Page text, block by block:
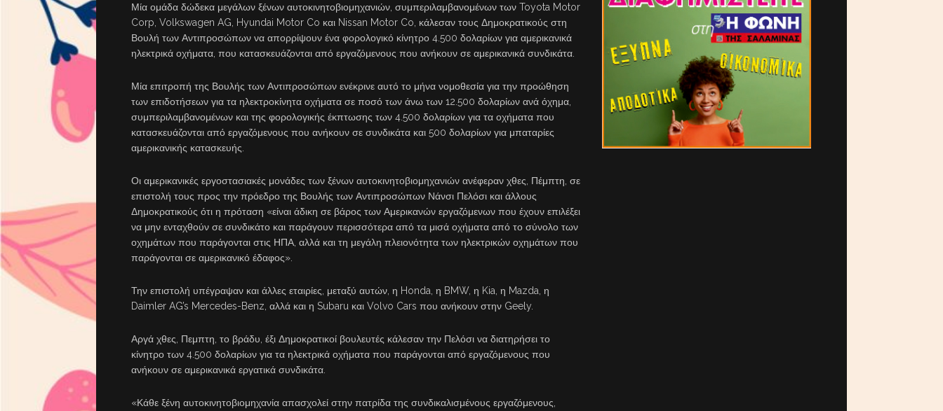
Μία ομάδα δώδεκα μεγάλων ξένων αυτοκινητοβιομηχανιών, συμπεριλαμβανομένων των Toyota Motor
Corp, Volkswagen AG, Hyundai Motor Co και Nissan Motor Co, κάλεσαν τους Δημοκρατικούς στη
Βουλή των Αντιπροσώπων να απορρίψουν ένα φορολογικό κίνητρο 4.500 δολαρίων για αμερικανικά
ηλεκτρικά οχήματα, που κατασκευάζονται από εργαζόμενους που ανήκουν σε αμερικανικά συνδικάτα.
Μία επιτροπή της Βουλής των Αντιπροσώπων ενέκρινε αυτό το μήνα νομοθεσία για την προώθηση
των επιδοτήσεων για τα ηλεκτροκίνητα οχήματα σε ποσό των άνω των 12.500 δολαρίων ανά όχημα,
συμπεριλαμβανομένων και της φορολογικής έκπτωσης των 4.500 δολαρίων για τα οχήματα που
κατασκευάζονται από εργαζόμενους που ανήκουν σε συνδικάτα και 500 δολαρίων για μπαταρίες
αμερικανικής κατασκευής.
Οι αμερικανικές εργοστασιακές μονάδες των ξένων αυτοκινητοβιομηχανιών ανέφεραν χθες, Πέμπτη, σε
επιστολή τους προς την πρόεδρο της Βουλής των Αντιπροσώπων Νάνσι Πελόσι και άλλους
Δημοκρατικούς ότι η πρόταση «είναι άδικη σε βάρος των Αμερικανών εργαζόμενων που έχουν επιλέξει
να μην ενταχθούν σε συνδικάτο και παράγουν περισσότερα από τα μισά οχήματα από το σύνολο των
οχημάτων που παράγονται στις ΗΠΑ, αλλά και τη μεγάλη πλειονότητα των ηλεκτρικών οχημάτων που
παράγονται σε αμερικανικό έδαφος».
Την επιστολή υπέγραψαν και άλλες εταιρίες, μεταξύ αυτών, η Honda, η BMW, η Kia, η Mazda, η
Daimler AG’s Mercedes-Benz, αλλά και η Subaru και Volvo Cars που ανήκουν στην Geely.
Αργά χθες, Πεμπτη, το βράδυ, έξι Δημοκρατικοί βουλευτές κάλεσαν την Πελόσι να διατηρήσει το
κίνητρο των 4.500 δολαρίων για τα ηλεκτρικά οχήματα που παράγονται από εργαζόμενους που
ανήκουν σε αμερικανικά εργατικά συνδικάτα.
«Κάθε ξένη αυτοκινητοβιομηχανία απασχολεί στην πατρίδα της συνδικαλισμένους εργαζόμενους,